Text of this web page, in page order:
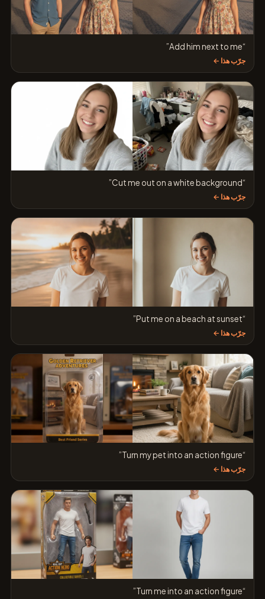
“Add him next to me”
جرّب هذا ←
“Cut me out on a white background”
جرّب هذا ←
“Put me on a beach at sunset”
جرّب هذا ←
“Turn my pet into an action figure”
جرّب هذا ←
“Turn me into an action figure”